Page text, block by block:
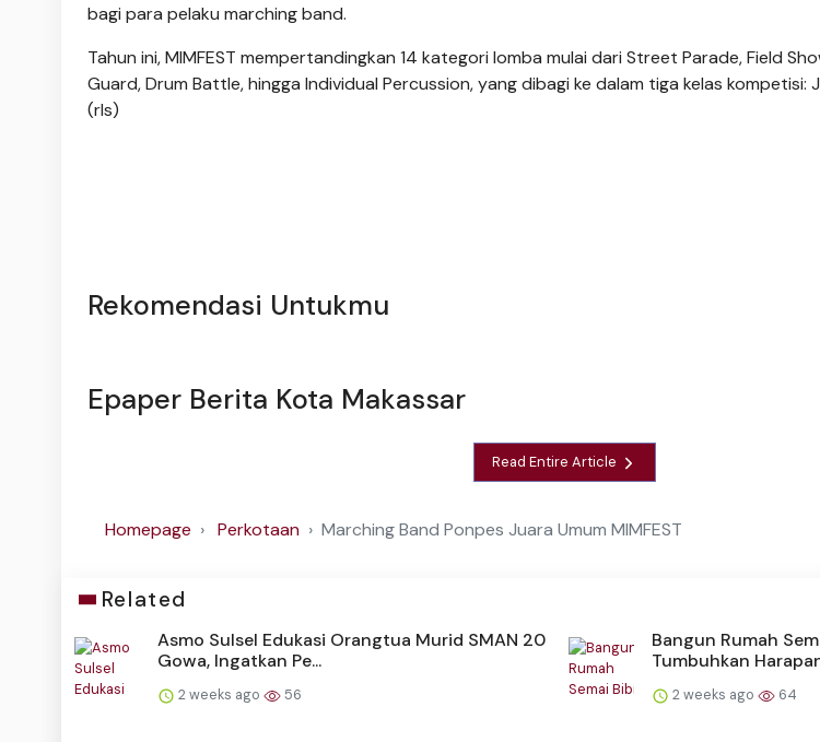
bagi para pelaku marching band.
Tahun ini, MIMFEST mempertandingkan 14 kategori lomba mulai dari Street Parade, Field
Guard, Drum Battle, hingga Individual Percussion, yang dibagi ke dalam tiga kelas kompetisi:
(rls)
Rekomendasi Untukmu
Epaper Berita Kota Makassar
Read Entire Article
Homepage Perkotaan ‎Marching Band Ponpes Juara Umum MIMFEST
Related
Asmo Sulsel Edukasi Orangtua Murid SMAN 20
Gowa, Ingatkan Pe...
2 weeks ago 56
Bangun Rumah
Tumbuhkan
2 weeks ago 64